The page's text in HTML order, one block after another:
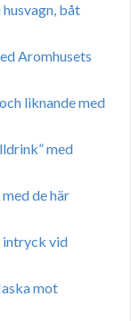
båt
Aromhusets
liknande med
med
de här
intryck vid
mot